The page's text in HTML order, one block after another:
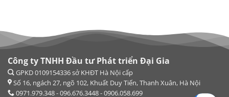
Công ty TNHH Đầu tư Phát triển Đại Gia